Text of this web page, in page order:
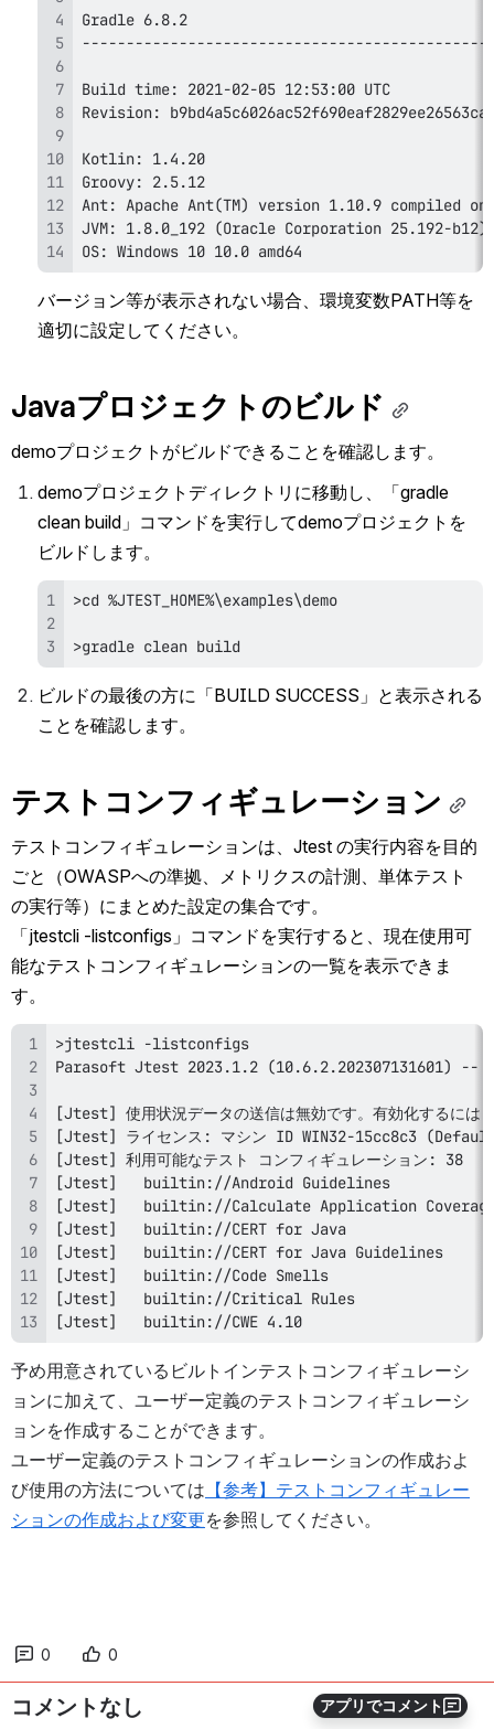
アプリでコメント
OS: Windows 10 10.0 amd64
バージョン等が表示されない場合、環境変数PATH等を
適切に設定してください。
Javaプロジェクトのビルド
demoプロジェクトがビルドできることを確認します。
demoプロジェクトディレクトリに移動し、「gradle
clean build」コマンドを実行してdemoプロジェクトを
ビルドします。
>gradle clean build
ビルドの最後の方に「BUILD SUCCESS」と表示される
ことを確認します。
テストコンフィギュレーション
テストコンフィギュレーションは、Jtest の実行内容を目的
ごと（OWASPへの準拠、メトリクスの計測、単体テスト
の実行等）にまとめた設定の集合です。
「jtestcli -listconfigs」コマンドを実行すると、現在使用可
能なテストコンフィギュレーションの一覧を表示できま
す。
[Jtest]   builtin://CWE 4.10
予め用意されているビルトインテストコンフィギュレーシ
ョンに加えて、ユーザー定義のテストコンフィギュレーシ
ョンを作成することができます。
ユーザー定義のテストコンフィギュレーションの作成およ
び使用の方法については 【参考】テストコンフィギュレー
ションの作成および変更を参照してください。
0 0
コメントなし